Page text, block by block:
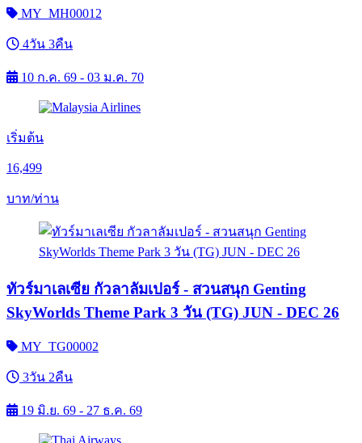
MY_MH00012
4วัน 3คืน
10 ก.ค. 69 - 03 ม.ค. 70
เริ่มต้น
16,499
บาท/ท่าน
ทัวร์มาเลเซีย กัวลาลัมเปอร์ - สวนสนุก Genting
SkyWorlds Theme Park 3 วัน (TG) JUN - DEC 26
MY_TG00002
3วัน 2คืน
19 มิ.ย. 69 - 27 ธ.ค. 69